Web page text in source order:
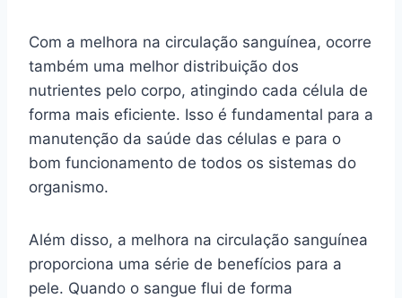
Com a melhora na circulação sanguínea, ocorre
também uma melhor distribuição dos
nutrientes pelo corpo, atingindo cada célula de
forma mais eficiente. Isso é fundamental para a
manutenção da saúde das células e para o
bom funcionamento de todos os sistemas do
organismo.
Além disso, a melhora na circulação sanguínea
proporciona uma série de benefícios para a
pele. Quando o sangue flui de forma